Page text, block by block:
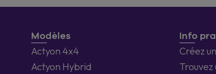
Modèles
Actyon 4x4
Actyon Hybrid
Info
Créez
Trouvez